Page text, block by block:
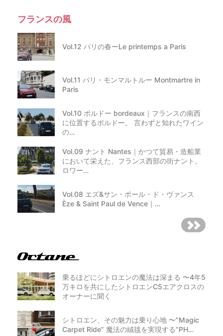
フランスの風
Vol.12 パリの春ーLe printemps a Paris
Vol.11 パリ・モンマルトルー Montmartre in
Paris
Vol.10 ボルドー bordeaux｜フランスの南西
に位置するボルドー。 言わずと知れたワイン
の…
Vol.09 ナント Nantes｜かつて貿易・造船業
において栄えた、フランス西部の街ナント。
ロワー…
Vol.08 エズ&サン・ポール・ド・ヴァンス
Èze & Saint Paul de Vence｜…
乗るほどにシトロエンの魔法は深まる 〜4年5
万キロを共にしたシトロエンC5エアクロスの
オーナーに聞く
シトロエン、その魅力は乗り心地 〜”Magic
Carpet Ride” 魔法の絨毯を実現する”PH…